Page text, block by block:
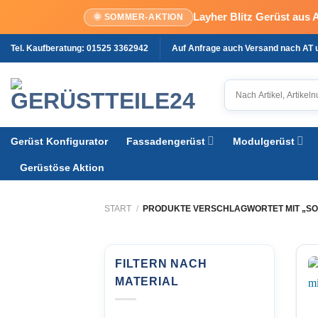
🌞 SOMMER-AKTION Layher Blitz Gerüst aus
Zum
Inhalt
springen
Tel. Kaufberatung: 01525 3362942 Auf Anfrage auch Versand nach AT
Gerüst Konfigurator Fassadengerüst Modulgerüst
Gerüstöse Aktion
START / PRODUKTE VERSCHLAGWORTET MIT
FILTERN NACH
MATERIAL